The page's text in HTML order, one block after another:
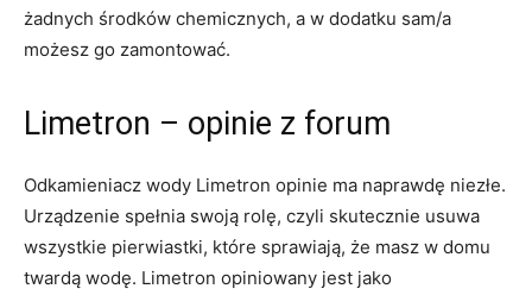
żadnych środków chemicznych, a w dodatku sam/a
możesz go zamontować.
Limetron – opinie z forum
Odkamieniacz wody Limetron opinie ma naprawdę niezłe.
Urządzenie spełnia swoją rolę, czyli skutecznie usuwa
wszystkie pierwiastki, które sprawiają, że masz w domu
twardą wodę. Limetron opiniowany jest jako